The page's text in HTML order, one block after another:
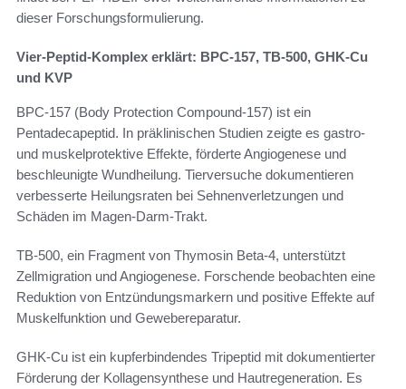
dieser Forschungsformulierung.
Vier-Peptid-Komplex erklärt: BPC-157, TB-500, GHK-Cu
und KVP
BPC-157 (Body Protection Compound-157) ist ein
Pentadecapeptid. In präklinischen Studien zeigte es gastro-
und muskelprotektive Effekte, förderte Angiogenese und
beschleunigte Wundheilung. Tierversuche dokumentieren
verbesserte Heilungsraten bei Sehnenverletzungen und
Schäden im Magen-Darm-Trakt.
TB-500, ein Fragment von Thymosin Beta-4, unterstützt
Zellmigration und Angiogenese. Forschende beobachten eine
Reduktion von Entzündungsmarkern und positive Effekte auf
Muskelfunktion und Gewebereparatur.
GHK-Cu ist ein kupferbindendes Tripeptid mit dokumentierter
Förderung der Kollagensynthese und Hautregeneration. Es